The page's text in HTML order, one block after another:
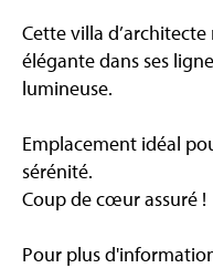
Cette villa
élégante dans ses
lumineuse.
Emplacement idéal
sérénité.
Coup de cœur assuré !
Pour plus